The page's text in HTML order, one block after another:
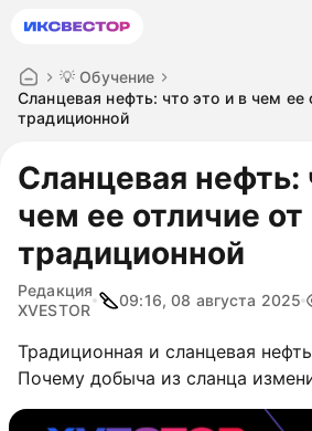
Акция: бесплатный пробный
💡 Обучение
Сланцевая нефть: что это и в чем ее
традиционной
Сланцевая нефть:
чем ее отличие от
традиционной
Редакция
XVESTOR
09:16, 08 августа 2025
Традиционная и сланцевая
Почему добыча из сланца